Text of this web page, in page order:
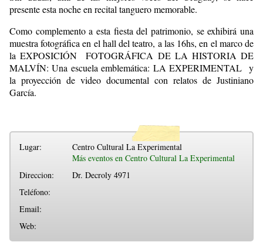
presente esta noche en recital tanguero memorable.
Como complemento a esta fiesta del patrimonio, se exhibirá una
muestra fotográfica en el hall del teatro, a las 16hs, en el marco de
la EXPOSICIÓN FOTOGRÁFICA DE LA HISTORIA DE
MALVÍN: Una escuela emblemática: LA EXPERIMENTAL y
la proyección de video documental con relatos de Justiniano
García.
Lugar:
Centro Cultural La Experimental
Más eventos en Centro Cultural La Experimental
Direccion:
Dr. Decroly 4971
Teléfono:
Email:
Web: